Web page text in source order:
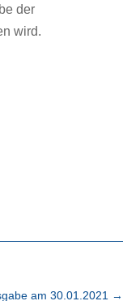
der
wird.
am 30.01.2021 →